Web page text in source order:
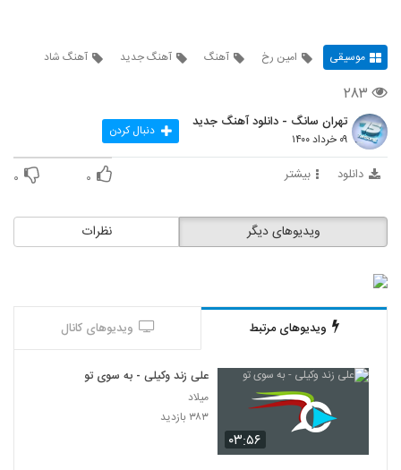
موسیقی امین رخ آهنگ آهنگ جدید آهنگ شاد
۲۸۳
تهران سانگ - دانلود آهنگ جدید
۰۹ خرداد ۱۴۰۰ دنبال کردن
دانلود بیشتر ۰ ۰
نظرات ویدیوهای دیگر
ویدیوهای مرتبط ویدیوهای کانال
۰۳:۵۶
علی زند وکیلی - به سوی تو
میلاد
۳۸۳ بازدید